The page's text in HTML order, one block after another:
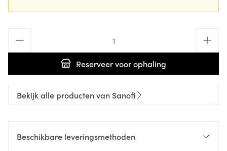
Reserveervoor ophaling
Bekijk alle producten van Sanofi
Beschikbare leveringsmethoden